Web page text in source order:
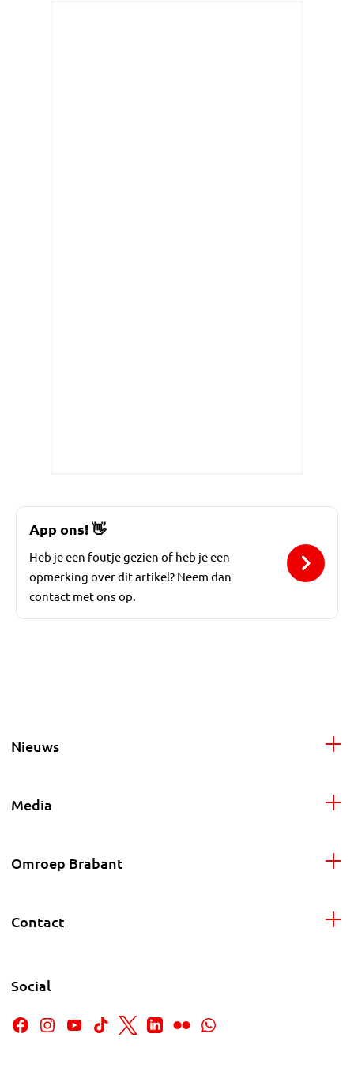
App ons!👋
Heb je een foutje gezien of heb je een
opmerking over dit artikel? Neem dan
contact met ons op.
Nieuws
Media
Omroep Brabant
Contact
Social